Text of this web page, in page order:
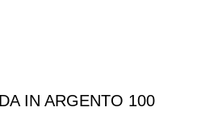
IN ARGENTO 100